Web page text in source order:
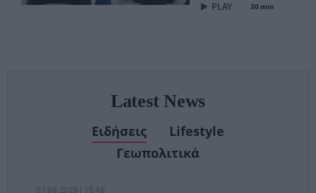
– Τέλος στις
30 min
Latest News
Ειδήσεις
Lifestyle
Γεωπολιτικά